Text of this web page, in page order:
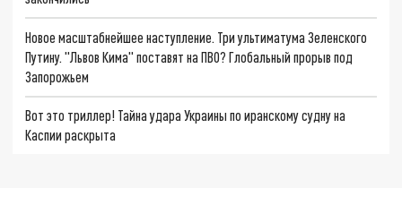
Новое масштабнейшее наступление. Три ультиматума Зеленского
Путину. "Львов Кима" поставят на ПВО? Глобальный прорыв под
Запорожьем
Вот это триллер! Тайна удара Украины по иранскому судну на
Каспии раскрыта